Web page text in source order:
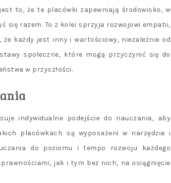
to, że te placówki zapewniają środowisko, w
się razem. To z kolei sprzyja rozwojowi empatii,
każdy jest inny i wartościowy, niezależnie od
społeczne, które mogą przyczynić się do
w przyszłości.
indywidualne podejście do nauczania, aby
placówkach są wyposażeni w narzędzia i
do poziomu i tempo rozwoju każdego
jak i tym bez nich, na osiągnięcie